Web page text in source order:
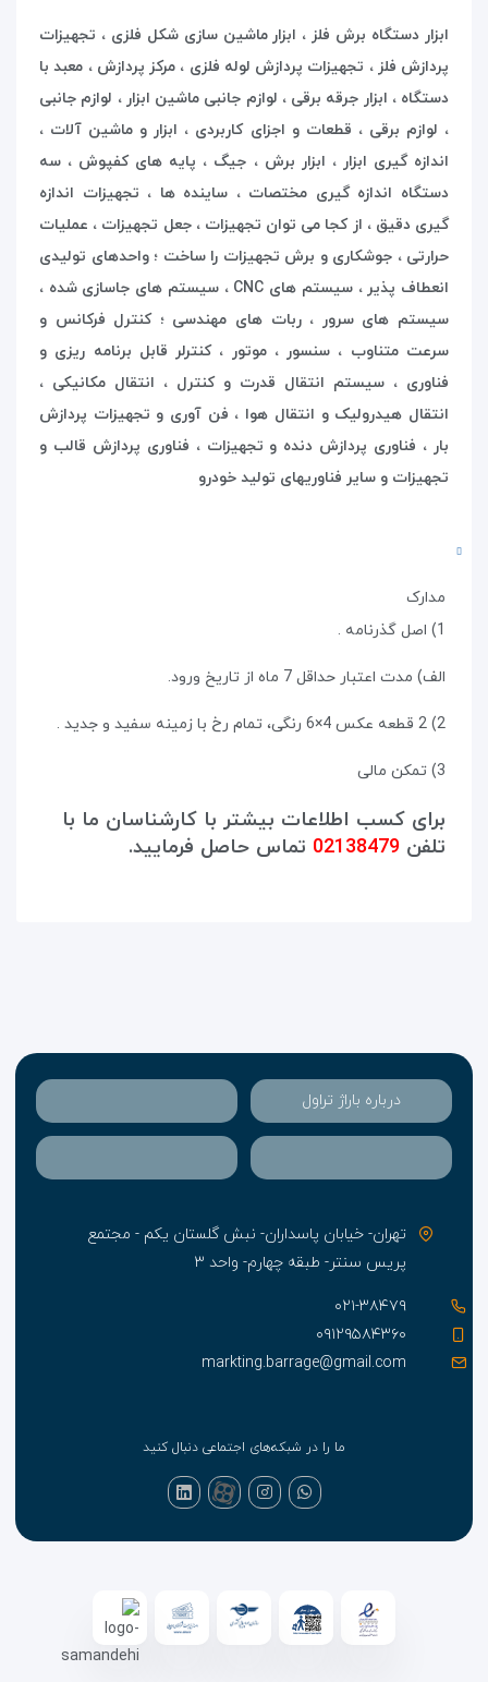
ابزار دستگاه برش فلز ، ابزار ماشین سازی شکل فلزی ، تجهیزات
پردازش فلز ، تجهیزات پردازش لوله فلزی ، مرکز پردازش ، معبد با
دستگاه ، ابزار جرقه برقی ، لوازم جانبی ماشین ابزار ، لوازم جانبی
، لوازم برقی ، قطعات و اجزای کاربردی ، ابزار و ماشین آلات ،
اندازه گیری ابزار ، ابزار برش ، جیگ ، پایه های کفپوش ، سه
دستگاه اندازه گیری مختصات ، ساینده ها ، تجهیزات اندازه
گیری دقیق ، از کجا می توان تجهیزات ، جعل تجهیزات ، عملیات
حرارتی ، جوشکاری و برش تجهیزات را ساخت ؛ واحدهای تولیدی
انعطاف پذیر ، سیستم های CNC، سیستم های جاسازی شده ،
سیستم های سرور ، ربات های مهندسی ؛ کنترل فرکانس و
سرعت متناوب ، سنسور ، موتور ، کنترلر قابل برنامه ریزی و
فناوری ، سیستم انتقال قدرت و کنترل ، انتقال مکانیکی ،
انتقال هیدرولیک و انتقال هوا ، فن آوری و تجهیزات پردازش
بار ، فناوری پردازش دنده و تجهیزات ، فناوری پردازش قالب و
تجهیزات و سایر فناوریهای تولید خودرو
مدارک
1) اصل گذرنامه .
الف) مدت اعتبار حداقل 7 ماه از تاریخ ورود.
2) 2 قطعه عکس 4×6 رنگی، تمام رخ با زمینه سفید و جدید .
3) تمکن مالی
برای کسب اطلاعات بیشتر با کارشناسان ما با
تلفن 02138479 تماس حاصل فرمایید.
درباره باراژ تراول
تهران- خیابان پاسداران- نبش گلستان یکم - مجتمع
پریس سنتر- طبقه چهارم- واحد ۳
۰۲۱-۳۸۴۷۹
۰۹۱۲۹۵۸۴۳۶۰
markting.barrage@gmail.com
ما را در شبکه‌های اجتماعی دنبال کنید